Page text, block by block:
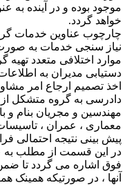
موجود بوده و در آینده به
خواهد گردد.
چارچوب عناوین خدمات
نیاز سنجی خدمات به
موارد اختلافی متعدد تهیه
دستیابی مدیران به
اخذ تصمیم ارجاع امر
دادرسی به گروه متشکل
مهندسین و مجریان بنام و
معماری ، عمران ،
پیش بینی نتیجه احتمالی
در این قسمت از مطلب به
فوق اشاره می گردد تا
آنها ، در صورتیکه همینک